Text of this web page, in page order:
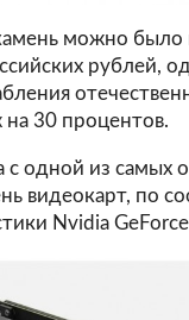
можно было
рублей,
на 30 процентов.
с одной из самых
видеокарт, по
Nvidia